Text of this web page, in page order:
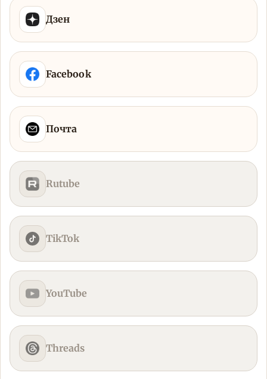
Дзен
Facebook
Почта
Rutube
TikTok
YouTube
Threads